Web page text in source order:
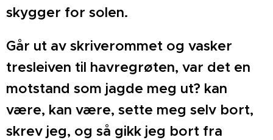
skygger for solen.
Går ut av skriverommet og vasker
tresleiven til havregrøten, var det en
motstand som jagde meg ut? kan
være, kan være, sette meg selv bort,
skrev jeg, og så gikk jeg bort fra